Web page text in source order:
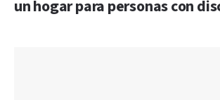
un hogar para personas con